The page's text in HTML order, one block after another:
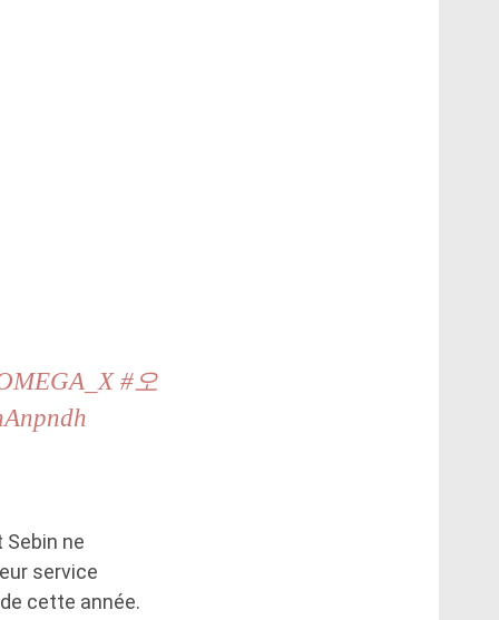
#오
Sebin ne
service
cette année.